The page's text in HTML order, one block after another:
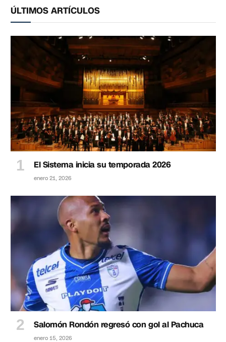
ÚLTIMOS ARTÍCULOS
El Sistema inicia su temporada 2026
enero 21, 2026
Salomón Rondón regresó con gol al Pachuca
enero 15, 2026